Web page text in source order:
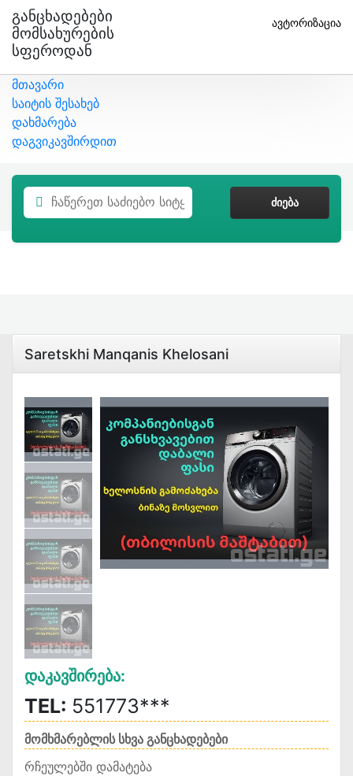
Განცხადებები
Მომსახურების
Სფეროდან
ავტორიზაცია
მთავარი
საიტის შესახებ
დახმარება
დაგვიკავშირდით
ᲫᲘᲔᲑᲐ
Saretskhi Manqanis Khelosani
Დაკავშირება:
TEL: 551773***
მომხმარებლის სხვა განცხადებები
რჩეულებში დამატება